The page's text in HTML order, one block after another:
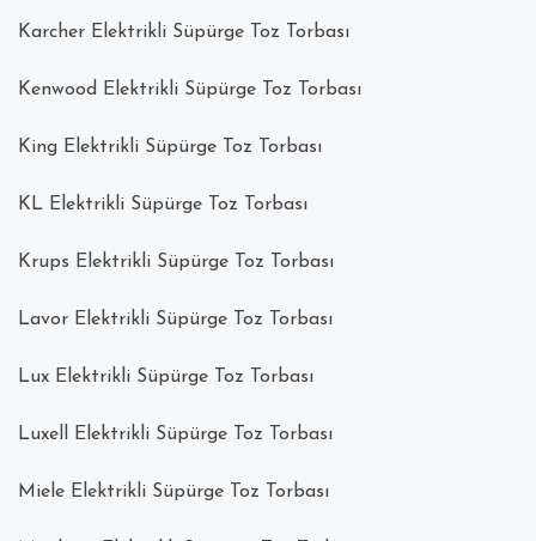
Karcher Elektrikli Süpürge Toz Torbası
Kenwood Elektrikli Süpürge Toz Torbası
King Elektrikli Süpürge Toz Torbası
KL Elektrikli Süpürge Toz Torbası
Krups Elektrikli Süpürge Toz Torbası
Lavor Elektrikli Süpürge Toz Torbası
Lux Elektrikli Süpürge Toz Torbası
Luxell Elektrikli Süpürge Toz Torbası
Miele Elektrikli Süpürge Toz Torbası